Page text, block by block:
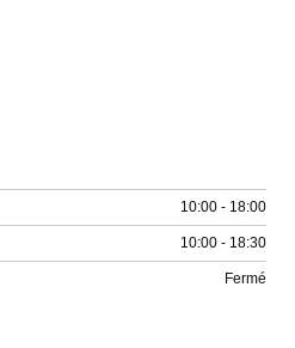
10:00 - 18:00
10:00 - 18:30
Fermé